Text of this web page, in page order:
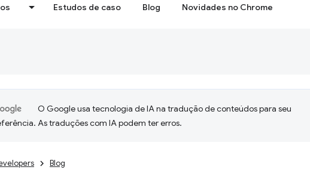
Estudos de caso Blog Novidades no Chrome
O Google usa tecnologia de IA na tradução de conteúdos para seu
As traduções com IA podem ter erros.
Blog